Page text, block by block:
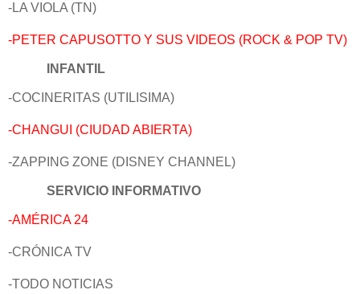
-LA VIOLA (TN)
-PETER CAPUSOTTO Y SUS VIDEOS (ROCK & POP TV)
INFANTIL
-COCINERITAS (UTILISIMA)
-CHANGUI (CIUDAD ABIERTA)
-ZAPPING ZONE (DISNEY CHANNEL)
SERVICIO INFORMATIVO
-AMÉRICA 24
-CRÓNICA TV
-TODO NOTICIAS